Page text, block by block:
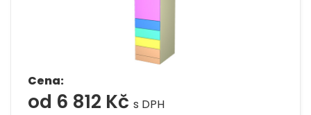
Cena:
od 6 812 Kč s DPH